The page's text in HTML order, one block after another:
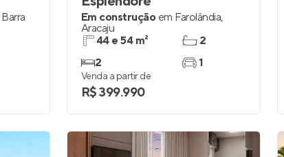
Barra
Em construção em Farolândia,
Aracaju
44 e 54 m²
2
2
1
Venda a partir de
R$ 399.990